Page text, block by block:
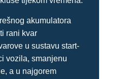
akumulatora
rani kvar
u sustavu start-
vozila, smanjenu
a u najgorem